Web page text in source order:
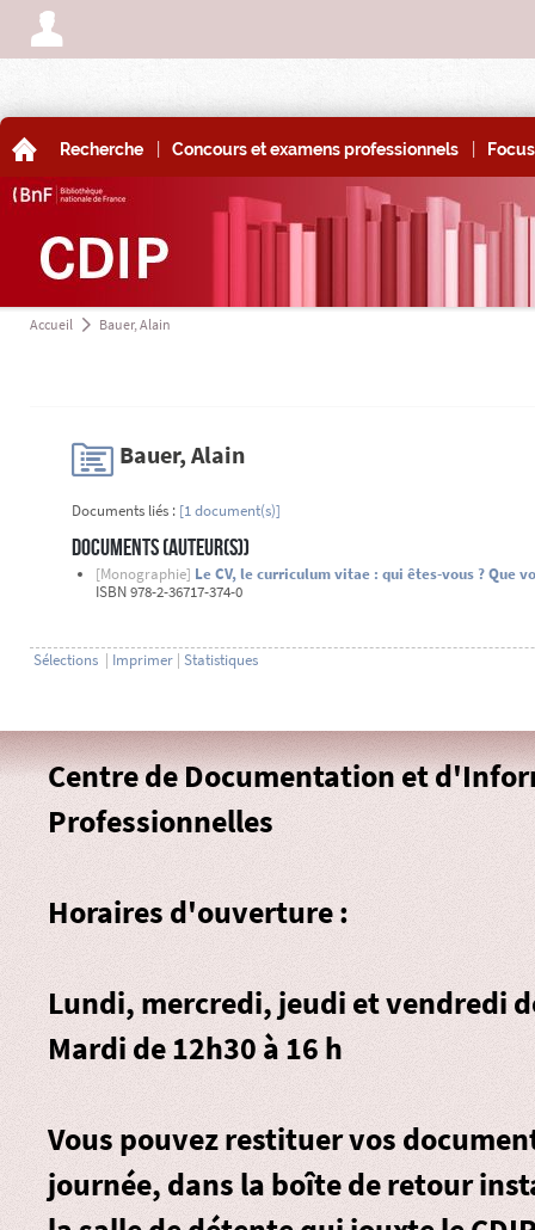
A
A Recherche | Concours et examens professionnels | Focus
Accueil a Bauer, Alain
H Bauer, Alain
Documents liés : [1 document(s)]
Documents (Auteur(s))
[Monographie] Le CV, le curriculum vitae : qui êtes-vous ? Que
ISBN 978-2-36717-374-0
Sélections | Imprimer | Statistiques
Centre de Documentation et
Professionnelles
Horaires d'ouverture :
Lundi, mercredi, jeudi et vendredi
Mardi de 12h30 à 16 h
Vous pouvez restituer vos
journée, dans la boîte de retour